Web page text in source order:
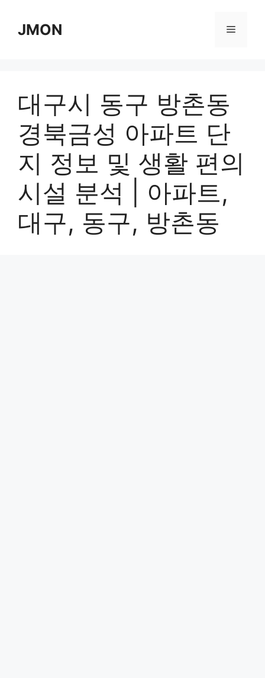
contentJMON Menu
대구시 동구 방촌동
경북금성 아파트 단
지 정보 및 생활 편의
시설 분석 | 아파트,
대구, 동구, 방촌동